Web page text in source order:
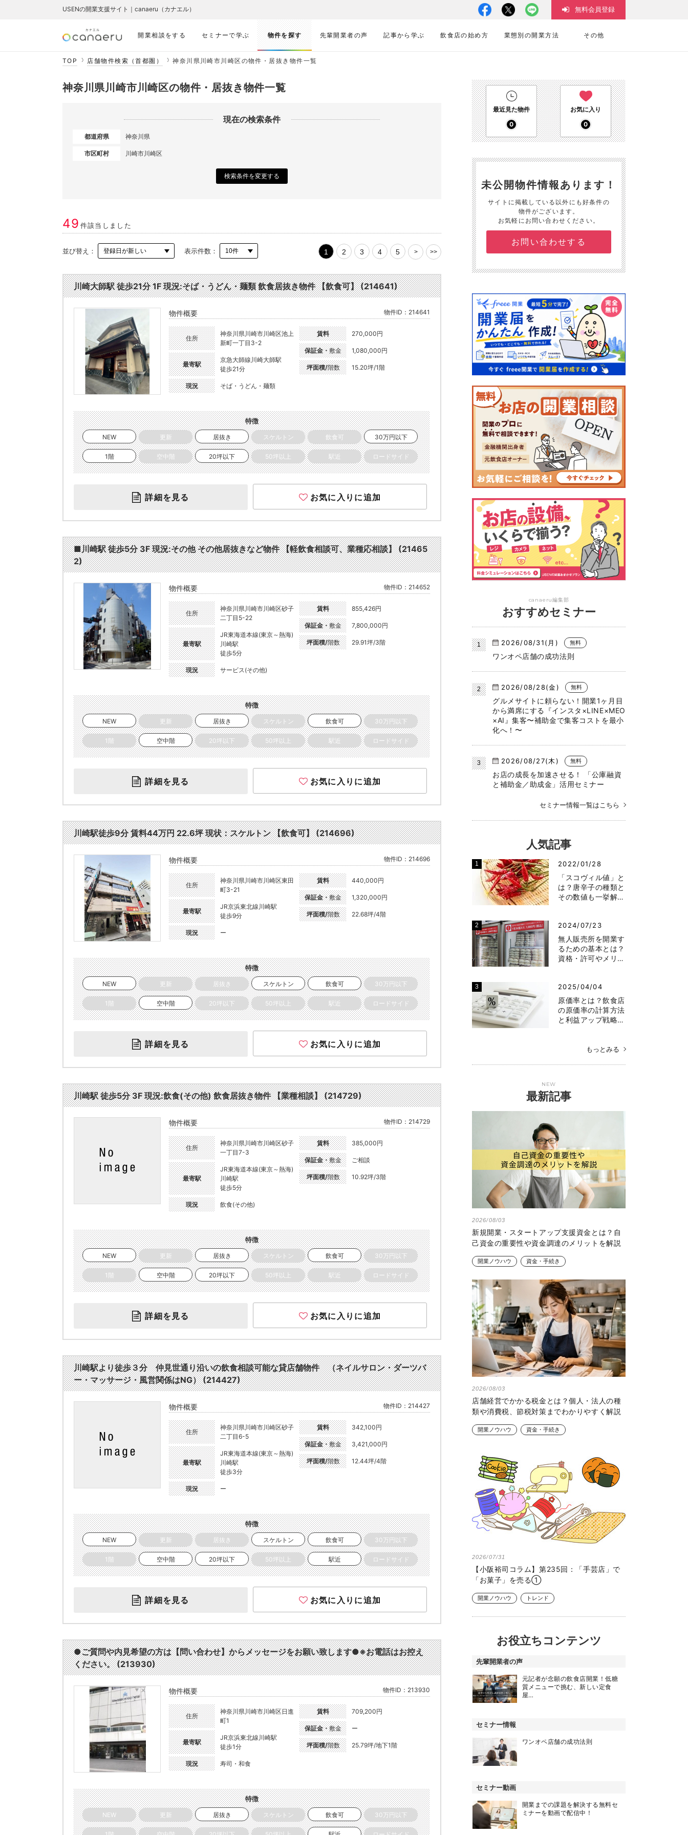
開業相談をする セミナーで学ぶ 物件を探す 先輩開業者の声 記事から学ぶ 飲食店の始め方 業態別の開業方法 その他
USENの開業支援サイト｜canaeru（カナエル） 無料会員登録
TOP 店舗物件検索（首都圏） 神奈川県川崎市川崎区の物件・居抜き物件一覧
神奈川県川崎市川崎区の物件・居抜き物件一覧
現在の検索条件
都道府県 神奈川県
市区町村 川崎市川崎区
検索条件を変更する
49 件該当しました
並び替え： 表示件数： 1 2 3 4 5 > >>
川崎大師駅 徒歩21分 1F 現況:そば・うどん・麺類 飲食居抜き物件 【飲食可】 (214641)
物件概要 物件ID：214641
住所
神奈川県川崎市川崎区池上
新町一丁目3-2
最寄駅
京急大師線川崎大師駅
徒歩21分
現況 そば・うどん・麺類
賃料 270,000円
保証金・敷金 1,080,000円
坪面積/階数 15.20坪/1階
特徴
NEW 更新 居抜き スケルトン 飲食可 30万円以下
1階 空中階 20坪以下 50坪以上 駅近 ロードサイド
詳細を見る お気に入りに追加
■川崎駅 徒歩5分 3F 現況:その他 その他居抜きなど物件 【軽飲食相談可、業種応相談】 (21465
2)
物件概要 物件ID：214652
住所
神奈川県川崎市川崎区砂子
二丁目5-22
最寄駅
JR東海道本線(東京～熱海)
川崎駅
徒歩5分
現況 サービス(その他)
賃料 855,426円
保証金・敷金 7,800,000円
坪面積/階数 29.91坪/3階
特徴
NEW 更新 居抜き スケルトン 飲食可 30万円以下
1階 空中階 20坪以下 50坪以上 駅近 ロードサイド
詳細を見る お気に入りに追加
川崎駅徒歩9分 賃料44万円 22.6坪 現状：スケルトン 【飲食可】 (214696)
物件概要 物件ID：214696
住所
神奈川県川崎市川崎区東田
町3-21
最寄駅
JR京浜東北線川崎駅
徒歩9分
現況 ー
賃料 440,000円
保証金・敷金 1,320,000円
坪面積/階数 22.68坪/4階
特徴
NEW 更新 居抜き スケルトン 飲食可 30万円以下
1階 空中階 20坪以下 50坪以上 駅近 ロードサイド
詳細を見る お気に入りに追加
川崎駅 徒歩5分 3F 現況:飲食(その他) 飲食居抜き物件 【業種相談】 (214729)
物件概要 物件ID：214729
住所
神奈川県川崎市川崎区砂子
一丁目7-3
最寄駅
JR東海道本線(東京～熱海)
川崎駅
徒歩5分
現況 飲食(その他)
賃料 385,000円
保証金・敷金 ご相談
坪面積/階数 10.92坪/3階
特徴
NEW 更新 居抜き スケルトン 飲食可 30万円以下
1階 空中階 20坪以下 50坪以上 駅近 ロードサイド
詳細を見る お気に入りに追加
川崎駅より徒歩３分 仲見世通り沿いの飲食相談可能な貸店舗物件 （ネイルサロン・ダーツバ
ー・マッサージ・風営関係はNG） (214427)
物件概要 物件ID：214427
住所
神奈川県川崎市川崎区砂子
二丁目6-5
最寄駅
JR東海道本線(東京～熱海)
川崎駅
徒歩3分
現況 ー
賃料 342,100円
保証金・敷金 3,421,000円
坪面積/階数 12.44坪/4階
特徴
NEW 更新 居抜き スケルトン 飲食可 30万円以下
1階 空中階 20坪以下 50坪以上 駅近 ロードサイド
詳細を見る お気に入りに追加
●ご質問や内見希望の方は【問い合わせ】からメッセージをお願い致します●※お電話はお控え
ください。 (213930)
物件概要 物件ID：213930
住所
神奈川県川崎市川崎区日進
町1
最寄駅
JR京浜東北線川崎駅
徒歩1分
現況 寿司・和食
賃料 709,200円
保証金・敷金 ー
坪面積/階数 25.79坪/地下1階
特徴
NEW 更新 居抜き スケルトン 飲食可 30万円以下
最近見た物件
0
お気に入り
0
未公開物件情報あります！
サイトに掲載している以外にも好条件の
物件がございます。
お気軽にお問い合わせください。
お問い合わせする
canaeru編集部
おすすめセミナー
2026/08/31(月) 無料
ワンオペ店舗の成功法則
2026/08/28(金) 無料
グルメサイトに頼らない！開業1ヶ月目
から満席にする『インスタ×LINE×MEO
×AI』集客〜補助金で集客コストを最小
化へ！〜
2026/08/27(木) 無料
お店の成長を加速させる！ 「公庫融資
と補助金／助成金」活用セミナー
セミナー情報一覧はこちら
人気記事
2022/01/28
「スコヴィル値」と
は？唐辛子の種類と
その数値も一挙解…
2024/07/23
無人販売所を開業す
るための基本とは？
資格・許可やメリ…
2025/04/04
原価率とは？飲食店
の原価率の計算方法
と利益アップ戦略…
もっとみる
NEW
最新記事
2026/08/03
新規開業・スタートアップ支援資金とは？自
己資金の重要性や資金調達のメリットを解説
開業ノウハウ 資金・手続き
2026/08/03
店舗経営でかかる税金とは？個人・法人の種
類や消費税、節税対策までわかりやすく解説
開業ノウハウ 資金・手続き
2026/07/31
【小阪裕司コラム】第235回：「手芸店」で
「お菓子」を売る①
開業ノウハウ トレンド
お役立ちコンテンツ
先輩開業者の声
元記者が念願の飲食店開業！低糖
質メニューで挑む、新しい定食
屋…
セミナー情報
ワンオペ店舗の成功法則
セミナー動画
開業までの課題を解決する無料セ
ミナーを動画で配信中！